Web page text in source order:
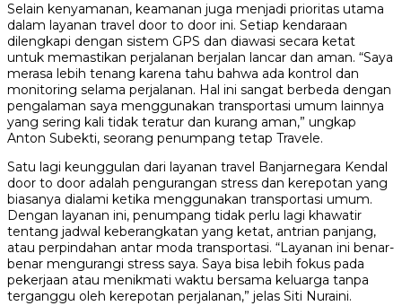
Selain kenyamanan, keamanan juga menjadi prioritas utama
dalam layanan travel door to door ini. Setiap kendaraan
dilengkapi dengan sistem GPS dan diawasi secara ketat
untuk memastikan perjalanan berjalan lancar dan aman. “Saya
merasa lebih tenang karena tahu bahwa ada kontrol dan
monitoring selama perjalanan. Hal ini sangat berbeda dengan
pengalaman saya menggunakan transportasi umum lainnya
yang sering kali tidak teratur dan kurang aman,” ungkap
Anton Subekti, seorang penumpang tetap Travele.
Satu lagi keunggulan dari layanan travel Banjarnegara Kendal
door to door adalah pengurangan stress dan kerepotan yang
biasanya dialami ketika menggunakan transportasi umum.
Dengan layanan ini, penumpang tidak perlu lagi khawatir
tentang jadwal keberangkatan yang ketat, antrian panjang,
atau perpindahan antar moda transportasi. “Layanan ini benar-
benar mengurangi stress saya. Saya bisa lebih fokus pada
pekerjaan atau menikmati waktu bersama keluarga tanpa
terganggu oleh kerepotan perjalanan,” jelas Siti Nuraini.